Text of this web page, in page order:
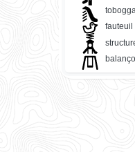
fauteuil